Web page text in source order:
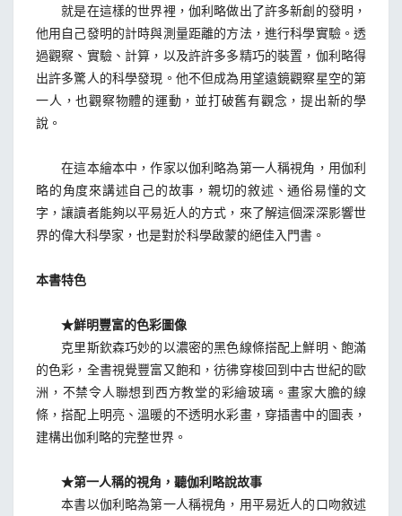
就是在這樣的世界裡，伽利略做出了許多新創的發明，
他用自己發明的計時與測量距離的方法，進行科學實驗。透
過觀察、實驗、計算，以及許許多多精巧的裝置，伽利略得
出許多驚人的科學發現。他不但成為用望遠鏡觀察星空的第
一人，也觀察物體的運動，並打破舊有觀念，提出新的學
說。
在這本繪本中，作家以伽利略為第一人稱視角，用伽利
略的角度來講述自己的故事，親切的敘述、通俗易懂的文
字，讓讀者能夠以平易近人的方式，來了解這個深深影響世
界的偉大科學家，也是對於科學啟蒙的絕佳入門書。
本書特色
★鮮明豐富的色彩圖像
克里斯欽森巧妙的以濃密的黑色線條搭配上鮮明、飽滿
的色彩，全書視覺豐富又飽和，彷彿穿梭回到中古世紀的歐
洲，不禁令人聯想到西方教堂的彩繪玻璃。畫家大膽的線
條，搭配上明亮、溫暖的不透明水彩畫，穿插書中的圖表，
建構出伽利略的完整世界。
★第一人稱的視角，聽伽利略說故事
本書以伽利略為第一人稱視角，用平易近人的口吻敘述